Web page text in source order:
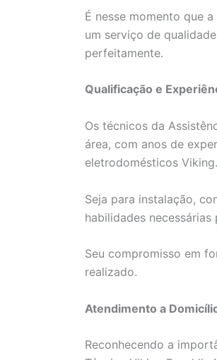
É nesse momento que a
um serviço de
perfeitamente.
Qualificação e
Os técnicos da
área, com anos de
eletrodomésticos Viking.
Seja para instalação,
habilidades
Seu compromisso em
realizado.
Atendimento a
Reconhecendo a